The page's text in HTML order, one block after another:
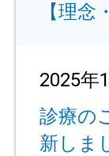
【理
2025年
診療の
新しま